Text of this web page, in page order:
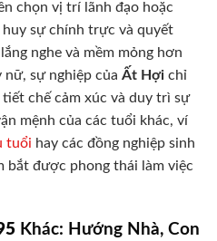
chọn vị trí lãnh đạo hoặc
sự chính trực và quyết
nghe và mềm mỏng hơn
sự nghiệp của Ất Hợi chỉ
chế cảm xúc và duy trì sự
mệnh của các tuổi khác, ví
tuổi hay các đồng nghiệp sinh
bắt được phong thái làm việc
Khác: Hướng Nhà, Con